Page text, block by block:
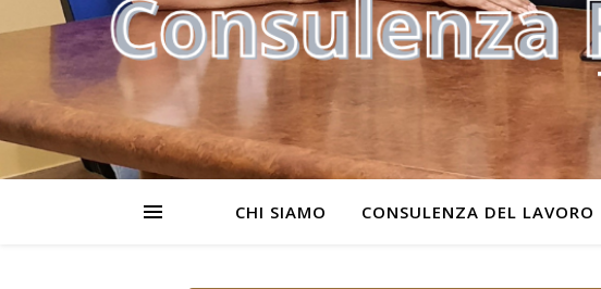
CHI SIAMO CONSULENZA DEL LAVORO